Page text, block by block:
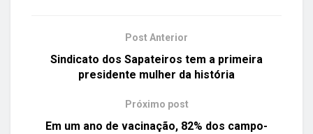
Post Anterior
Sindicato dos Sapateiros tem a primeira
presidente mulher da história
Próximo post
Em um ano de vacinação, 82% dos campo-